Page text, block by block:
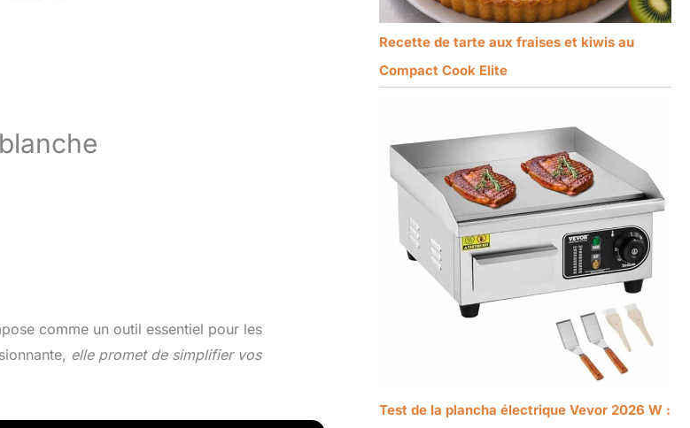
comme un outil essentiel pour les
elle promet de simplifier vos
Recette de tarte aux fraises et kiwis au
Compact Cook Elite
Test de la plancha électrique Vevor 2026 W :